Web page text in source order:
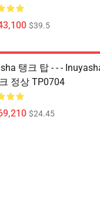
$39.5
탱크 탑 - - -
정상 TP0704
$24.45